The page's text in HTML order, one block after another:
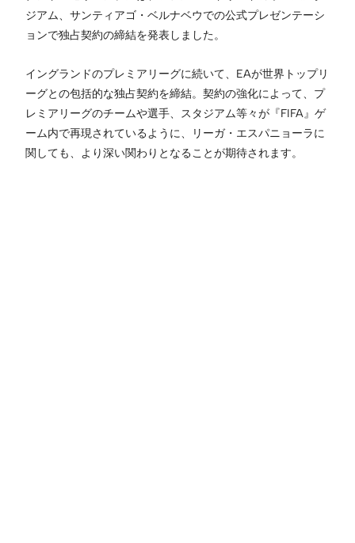
ジアム、サンティアゴ・ベルナベウでの公式プレゼンテーシ
ョンで独占契約の締結を発表しました。
イングランドのプレミアリーグに続いて、EAが世界トップリ
ーグとの包括的な独占契約を締結。契約の強化によって、プ
レミアリーグのチームや選手、スタジアム等々が『FIFA』ゲ
ーム内で再現されているように、リーガ・エスパニョーラに
関しても、より深い関わりとなることが期待されます。